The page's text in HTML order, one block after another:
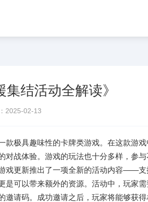
集结活动全解读》
2025-02-13
款极具趣味性的卡牌类游戏。在这款游
战体验。游戏的玩法也十分多样，参
戏更新推出了一项全新的活动内容——支
可以带来额外的资源。活动中，玩家
请码。成功邀请之后，玩家将能够获